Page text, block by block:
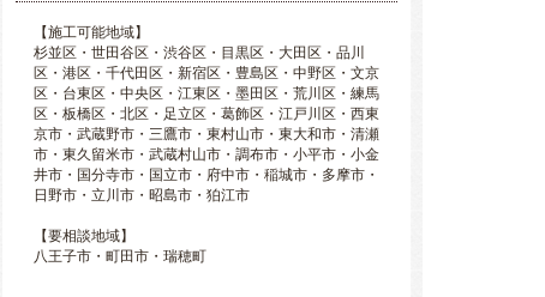
【施工可能地域】
杉並区・世田谷区・渋谷区・目黒区・大田区・品川
区・港区・千代田区・新宿区・豊島区・中野区・文京
区・台東区・中央区・江東区・墨田区・荒川区・練馬
区・板橋区・北区・足立区・葛飾区・江戸川区・西東
京市・武蔵野市・三鷹市・東村山市・東大和市・清瀬
市・東久留米市・武蔵村山市・調布市・小平市・小金
井市・国分寺市・国立市・府中市・稲城市・多摩市・
日野市・立川市・昭島市・狛江市
【要相談地域】
八王子市・町田市・瑞穂町